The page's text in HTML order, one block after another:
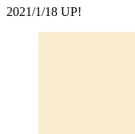
2021/1/18 UP!